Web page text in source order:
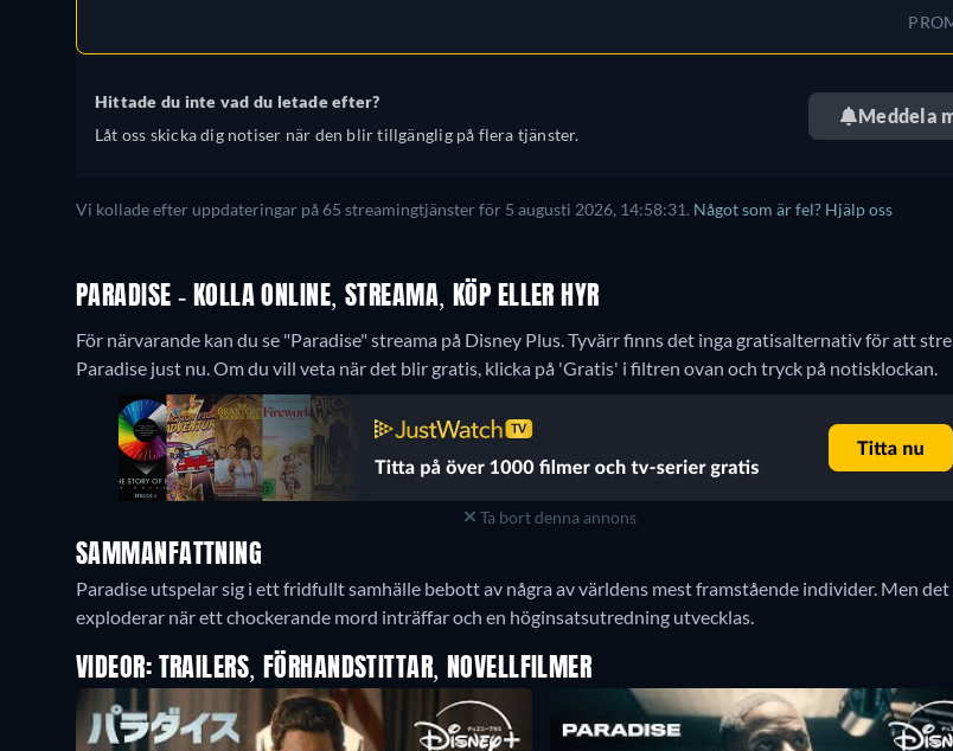
Hittade du inte vad du letade efter?
Låt oss skicka dig notiser när den blir tillgänglig på flera tjänster.
Meddela
Vi kollade efter uppdateringar på 65 streamingtjänster för 5 augusti 2026, 14:58:31. Något som är fel? Hjälp oss
PARADISE - KOLLA ONLINE, STREAMA, KÖP ELLER HYR
För närvarande kan du se "Paradise" streama på Disney Plus. Tyvärr finns det inga gratisalternativ för att
Paradise just nu. Om du vill veta när det blir gratis, klicka på 'Gratis' i filtren ovan och tryck på notisklockan.
Ta bort denna annons
SAMMANFATTNING
Paradise utspelar sig i ett fridfullt samhälle bebott av några av världens mest framstående individer. Men
exploderar när ett chockerande mord inträffar och en höginsatsutredning utvecklas.
VIDEOR: TRAILERS, FÖRHANDSTITTAR, NOVELLFILMER